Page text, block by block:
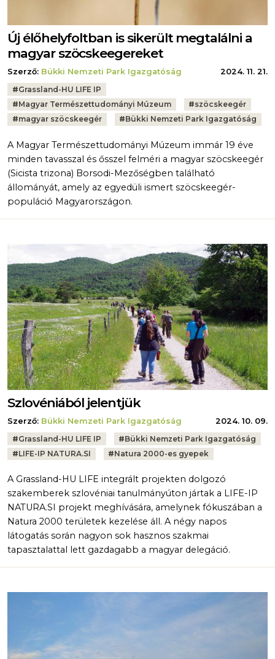
Új élőhelyfoltban is sikerült megtalálni a
magyar szöcskeegereket
Szerző: Bükki Nemzeti Park Igazgatóság
2024. 11. 21.
Tags:
#Grassland-HU LIFE IP
#Magyar Természettudományi Múzeum #szöcskeegér
#magyar szöcskeegér #Bükki Nemzeti Park Igazgatóság
A Magyar Természettudományi Múzeum immár 19 éve
minden tavasszal és ősszel felméri a magyar szöcskeegér
(Sicista trizona) Borsodi-Mezőségben található
állományát, amely az egyedüli ismert szöcskeegér-
populáció Magyarországon.
Szlovéniából jelentjük
Szerző: Bükki Nemzeti Park Igazgatóság
2024. 10. 09.
Tags:
#Grassland-HU LIFE IP #Bükki Nemzeti Park Igazgatóság
#LIFE-IP NATURA.SI #Natura 2000-es gyepek
A Grassland-HU LIFE integrált projekten dolgozó
szakemberek szlovéniai tanulmányúton jártak a LIFE-IP
NATURA.SI projekt meghívására, amelynek fókuszában a
Natura 2000 területek kezelése áll. A négy napos
látogatás során nagyon sok hasznos szakmai
tapasztalattal lett gazdagabb a magyar delegáció.